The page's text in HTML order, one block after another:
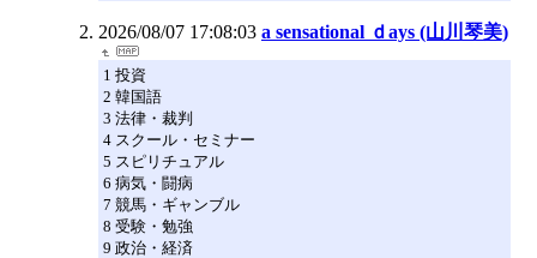
2026/08/07 17:08:03 a sensational ｄays (山川琴美)
1 投資
2 韓国語
3 法律・裁判
4 スクール・セミナー
5 スピリチュアル
6 病気・闘病
7 競馬・ギャンブル
8 受験・勉強
9 政治・経済